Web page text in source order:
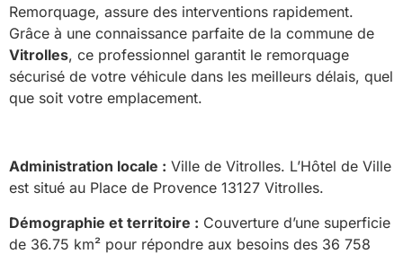
Remorquage, assure des interventions rapidement.
Grâce à une connaissance parfaite de la commune de
Vitrolles, ce professionnel garantit le remorquage
sécurisé de votre véhicule dans les meilleurs délais, quel
que soit votre emplacement.
Administration locale : Ville de Vitrolles. L’Hôtel de Ville
est situé au Place de Provence 13127 Vitrolles.
Démographie et territoire : Couverture d’une superficie
de 36.75 km² pour répondre aux besoins des 36 758